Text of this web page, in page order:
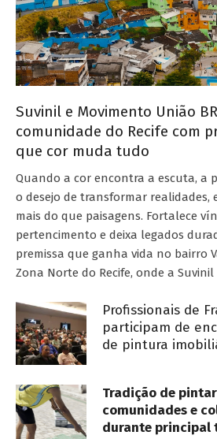
Suvinil e Movimento União
comunidade do Recife com
que cor muda tudo
Quando a cor encontra a escuta, a
o desejo de transformar realidades,
mais do que paisagens. Fortalece
pertencimento e deixa legados
premissa que ganha vida no bairro
Zona Norte do Recife, onde a Suvinil
Profissionais de
participam de
de pintura
Tradição de
comunidades e
durante principal